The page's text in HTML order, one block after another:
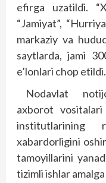
efirga uzatildi.
“Jamiyat”,
markaziy va
saytlarda, jami
e’lonlari chop etildi.
Nodavlat
axborot
institutlarining
xabardorligini
tamoyillarini
tizimli ishlar